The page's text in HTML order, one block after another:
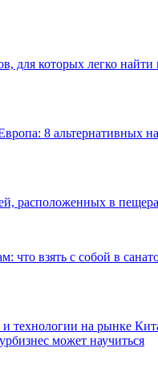
для которых легко найти
8 альтернативных
расположенных в
что взять с собой в
и технологии на рынке
может научиться